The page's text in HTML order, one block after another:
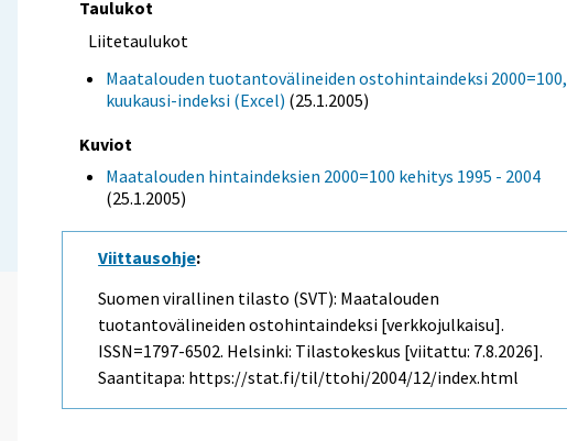
Taulukot
Liitetaulukot
Maatalouden tuotantovälineiden ostohintaindeksi 2000=100,
kuukausi-indeksi (Excel) (25.1.2005)
Kuviot
Maatalouden hintaindeksien 2000=100 kehitys 1995 - 2004
(25.1.2005)
Viittausohje:
Suomen virallinen tilasto (SVT): Maatalouden
tuotantovälineiden ostohintaindeksi [verkkojulkaisu].
ISSN=1797-6502. Helsinki: Tilastokeskus [viitattu: 7.8.2026].
Saantitapa: https://stat.fi/til/ttohi/2004/12/index.html